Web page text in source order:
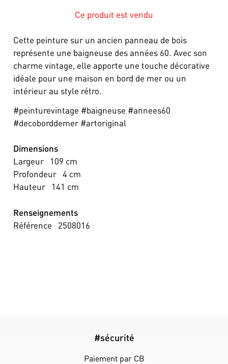
Ce produit est vendu
Cette peinture sur un ancien panneau de bois
représente une baigneuse des années 60. Avec son
charme vintage, elle apporte une touche décorative
idéale pour une maison en bord de mer ou un
intérieur au style rétro.
#peinturevintage #baigneuse #annees60
#decoborddemer #artoriginal
Dimensions
Largeur
109 cm
Profondeur 4 cm
Hauteur
141 cm
Renseignements
Référence
2508016
#sécurité
Paiement par CB